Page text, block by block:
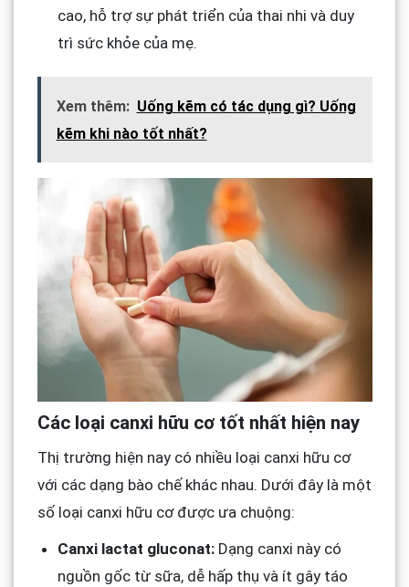
cao, hỗ trợ sự phát triển của thai nhi và duy
trì sức khỏe của mẹ.
Xem thêm: Uống kẽm có tác dụng gì? Uống
kẽm khi nào tốt nhất?
Các loại canxi hữu cơ tốt nhất hiện nay
Thị trường hiện nay có nhiều loại canxi hữu cơ
với các dạng bào chế khác nhau. Dưới đây là một
số loại canxi hữu cơ được ưa chuộng:
Canxi lactat gluconat:Dạng canxi này có
nguồn gốc từ sữa, dễ hấp thụ và ít gây táo